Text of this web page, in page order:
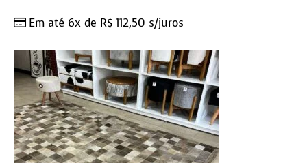
Em até 6x de R$ 112,50 s/juros